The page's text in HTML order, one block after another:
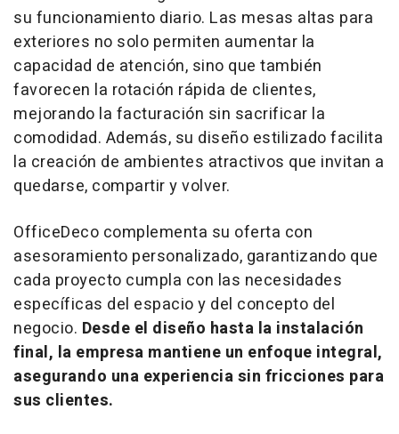
su funcionamiento diario. Las mesas altas para
exteriores no solo permiten aumentar la
capacidad de atención, sino que también
favorecen la rotación rápida de clientes,
mejorando la facturación sin sacrificar la
comodidad. Además, su diseño estilizado facilita
la creación de ambientes atractivos que invitan a
quedarse, compartir y volver.
OfficeDeco complementa su oferta con
asesoramiento personalizado, garantizando que
cada proyecto cumpla con las necesidades
específicas del espacio y del concepto del
negocio. Desde el diseño hasta la instalación
final, la empresa mantiene un enfoque integral,
asegurando una experiencia sin fricciones para
sus clientes.